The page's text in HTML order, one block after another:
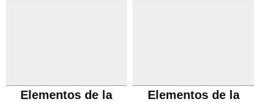
Elementos de la
Elementos de la